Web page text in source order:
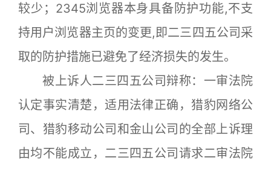
较少；2345浏览器本身具备防护功能,不支
持用户浏览器主页的变更,即二三四五公司采
取的防护措施已避免了经济损失的发生。
被上诉人二三四五公司辩称：一审法院
认定事实清楚，适用法律正确，猎豹网络公
司、猎豹移动公司和金山公司的全部上诉理
由均不能成立，二三四五公司请求二审法院